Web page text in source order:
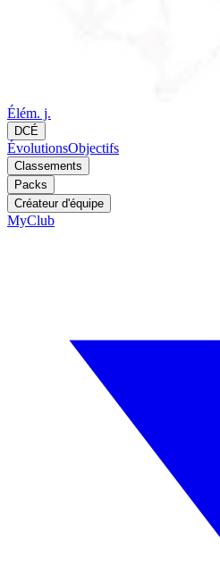
Élém. j.
DCÉ
ÉvolutionsObjectifs
Classements
Packs
Créateur d'équipe
MyClub